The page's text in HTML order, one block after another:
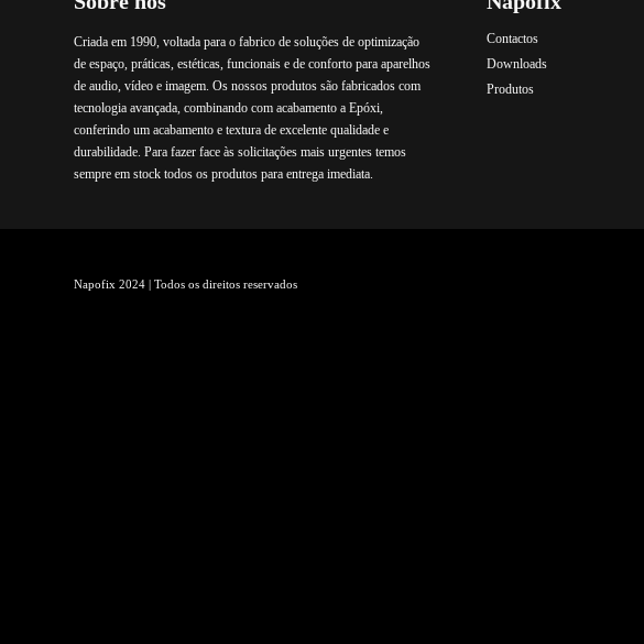
Criada em 1990, voltada para o fabrico de soluções de optimização
de espaço, práticas, estéticas, funcionais e de conforto para aparelhos
de audio, vídeo e imagem. Os nossos produtos são fabricados com
tecnologia avançada, combinando com acabamento a Epóxi,
conferindo um acabamento e textura de excelente qualidade e
durabilidade. Para fazer face às solicitações mais urgentes temos
sempre em stock todos os produtos para entrega imediata.
Contactos
Downloads
Produtos
Napofix 2024 | Todos os direitos reservados